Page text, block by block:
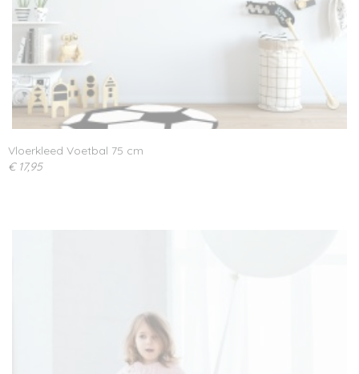
Vloerkleed Voetbal 75 cm
€ 17,95